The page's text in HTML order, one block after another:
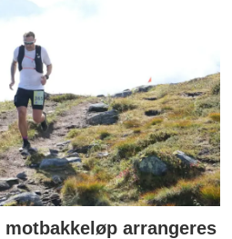
arrangeres